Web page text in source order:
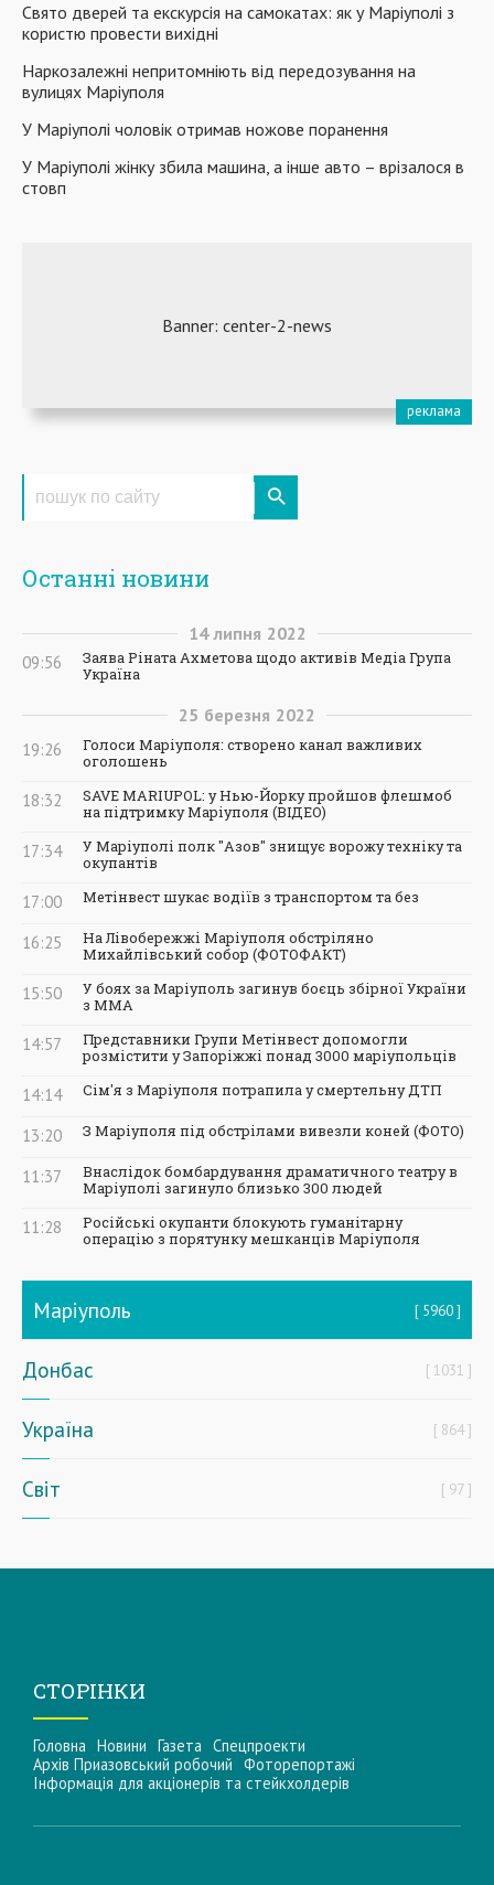
Свято дверей та екскурсія на самокатах: як у Маріуполі з
користю провести вихідні
Наркозалежні непритомніють від передозування на
вулицях Маріуполя
У Маріуполі чоловік отримав ножове поранення
У Маріуполі жінку збила машина, а інше авто – врізалося в
стовп
Останні новини
14 липня 2022
09:56
Заява Ріната Ахметова щодо активів Медіа Група
Україна
25 березня 2022
19:26
Голоси Маріуполя: створено канал важливих
оголошень
18:32
SAVE MARIUPOL: у Нью-Йорку пройшов флешмоб
на підтримку Маріуполя (ВІДЕО)
17:34
У Маріуполі полк "Азов" знищує ворожу техніку та
окупантів
17:00 Метінвест шукає водіїв з транспортом та без
16:25
На Лівобережжі Маріуполя обстріляно
Михайлівський собор (ФОТОФАКТ)
15:50
У боях за Маріуполь загинув боєць збірної України
з ММА
14:57
Представники Групи Метінвест допомогли
розмістити у Запоріжжі понад 3000 маріупольців
14:14 Сім'я з Маріуполя потрапила у смертельну ДТП
13:20 З Маріуполя під обстрілами вивезли коней (ФОТО)
11:37
Внаслідок бомбардування драматичного театру в
Маріуполі загинуло близько 300 людей
11:28
Російські окупанти блокують гуманітарну
операцію з порятунку мешканців Маріуполя
Маріуполь 5960
Донбас 1031
Україна 864
Світ 97
СТОРІНКИ
Головна Новини Газета Спецпроекти
Архів Приазовський робочий Фоторепортажі
Інформацiя для акцiонерiв та стейкхолдерiв